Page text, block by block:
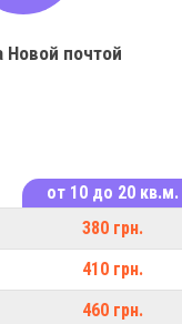
Новой почтой
от 10 до 20 кв.м.
380 грн.
410 грн.
460 грн.